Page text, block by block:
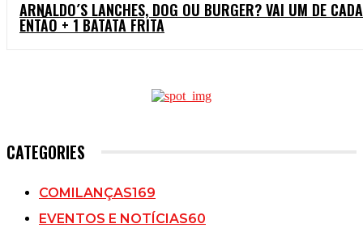
ARNALDO´S LANCHES, DOG OU BURGER? VAI UM DE CADA
ENTÃO + 1 BATATA FRITA
CATEGORIES
COMILANÇAS169
EVENTOS E NOTÍCIAS60